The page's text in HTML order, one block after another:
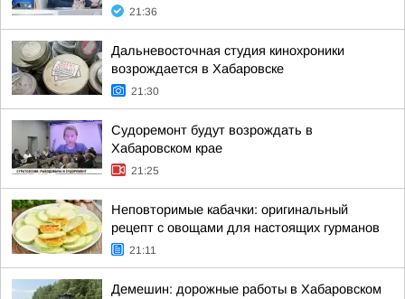
21:36
Дальневосточная студия кинохроники
возрождается в Хабаровске
21:30
Судоремонт будут возрождать в
Хабаровском крае
21:25
Неповторимые кабачки: оригинальный
рецепт с овощами для настоящих гурманов
21:11
Демешин: дорожные работы в Хабаровском